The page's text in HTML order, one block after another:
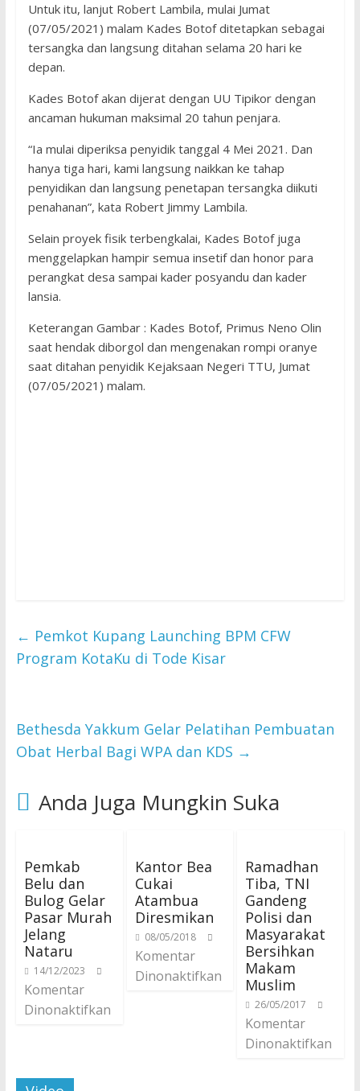
Untuk itu, lanjut Robert Lambila, mulai Jumat
(07/05/2021) malam Kades Botof ditetapkan sebagai
tersangka dan langsung ditahan selama 20 hari ke
depan.
Kades Botof akan dijerat dengan UU Tipikor dengan
ancaman hukuman maksimal 20 tahun penjara.
“Ia mulai diperiksa penyidik tanggal 4 Mei 2021. Dan
hanya tiga hari, kami langsung naikkan ke tahap
penyidikan dan langsung penetapan tersangka diikuti
penahanan”, kata Robert Jimmy Lambila.
Selain proyek fisik terbengkalai, Kades Botof juga
menggelapkan hampir semua insetif dan honor para
perangkat desa sampai kader posyandu dan kader
lansia.
Keterangan Gambar : Kades Botof, Primus Neno Olin
saat hendak diborgol dan mengenakan rompi oranye
saat ditahan penyidik Kejaksaan Negeri TTU, Jumat
(07/05/2021) malam.
← Pemkot Kupang Launching BPM CFW
Program KotaKu di Tode Kisar
Bethesda Yakkum Gelar Pelatihan Pembuatan
Obat Herbal Bagi WPA dan KDS →
Anda Juga Mungkin Suka
Pemkab
Belu dan
Bulog Gelar
Pasar Murah
Jelang
Nataru
14/12/2023
Komentar
Dinonaktifkan
Kantor Bea
Cukai
Atambua
Diresmikan
08/05/2018
Komentar
Dinonaktifkan
Ramadhan
Tiba, TNI
Gandeng
Polisi dan
Masyarakat
Bersihkan
Makam
Muslim
26/05/2017
Komentar
Dinonaktifkan